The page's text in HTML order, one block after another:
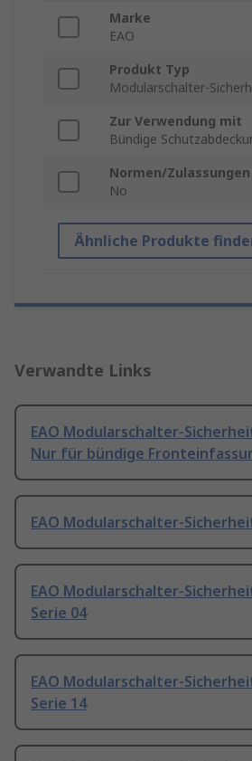
Marke
EAO
Produkt Typ
Modularschalter-
Zur Verwendung mit
Bündige
Normen/Zulassungen
No
Ähnliche Produkte
Verwandte Links
EAO Modularschalter-
Nur für bündige
EAO Modularschalter-
EAO Modularschalter-
Serie 04
EAO Modularschalter-
Serie 14